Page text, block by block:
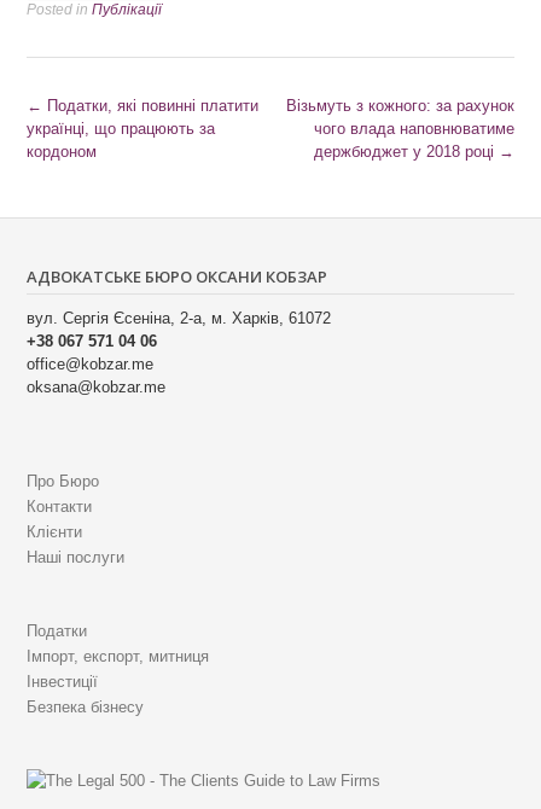
Posted in Публікації
P
o
t
n
a
v
i
a
t
i
o
n
← Податки, які повинні платити
українці, що працюють за
кордоном
Візьмуть з кожного: за рахунок
чого влада наповнюватиме
держбюджет у 2018 році →
АДВОКАТСЬКЕ БЮРО ОКСАНИ КОБЗАР
вул. Сергія Єсеніна, 2-а, м. Харків, 61072
+38 067 571 04 06
office@kobzar.me
oksana@kobzar.me
Про Бюро
Контакти
Клієнти
Наші послуги
Податки
Імпорт, експорт, митниця
Інвестиції
Безпека бізнесу